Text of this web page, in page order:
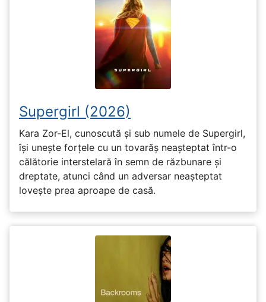
Supergirl (2026)
Kara Zor-El, cunoscută și sub numele de Supergirl,
își unește forțele cu un tovarăș neașteptat într-o
călătorie interstelară în semn de răzbunare și
dreptate, atunci când un adversar neașteptat
lovește prea aproape de casă.